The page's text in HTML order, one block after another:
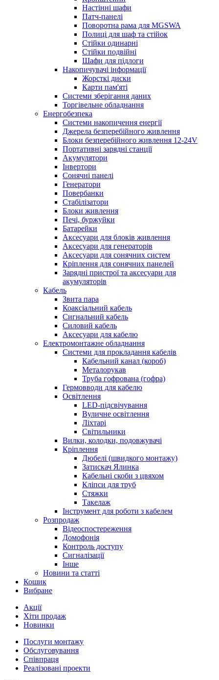
Настінні шафи
Патч-панелі
Поворотна рама для MGSWA
Полиці для шаф та стійок
Стійки одинарні
Стійки подвійні
Шафи для підлоги
Накопичувачі інформації
Жорсткі диски
Карти пам'яті
Системи зберігання даних
Торгівельне обладнання
Енергобезпека
Системи накопичення енергії
Джерела безперебійного живлення
Блоки безперебійного живлення 12-24V
Портативні зарядні станції
Акумулятори
Інвертори
Сонячні панелі
Генератори
Повербанки
Стабілізатори
Блоки живлення
Печі, буржуйки
Батарейки
Аксесуари для блоків живлення
Аксесуари для генераторів
Аксесуари для сонячних систем
Кріплення для сонячних панелей
Зарядні пристрої та аксесуари для
акумуляторів
Кабель
Звита пара
Коаксіальний кабель
Сигнальний кабель
Силовий кабель
Аксесуари для кабелю
Електромонтажне обладнання
Системи для прокладання кабелів
Кабельний канал (короб)
Металорукав
Труба гофрована (гофра)
Гермовводи для кабелю
Освітлення
LED-підсвічування
Вуличне освітлення
Ліхтарі
Світильники
Вилки, колодки, подовжувачі
Кріплення
Дюбелі (швидкого монтажу)
Затискач Ялинка
Кабельні скоби з цвяхом
Кліпси для труб
Стяжки
Такелаж
Інструмент для роботи з кабелем
Розпродаж
Відеоспостереження
Домофонія
Контроль доступу
Сигналізації
Інше
Новини та статті
Кошик
Вибране
Акції
Хіти продаж
Новинки
Послуги монтажу
Обслуговування
Співпраця
Реалізовані проекти